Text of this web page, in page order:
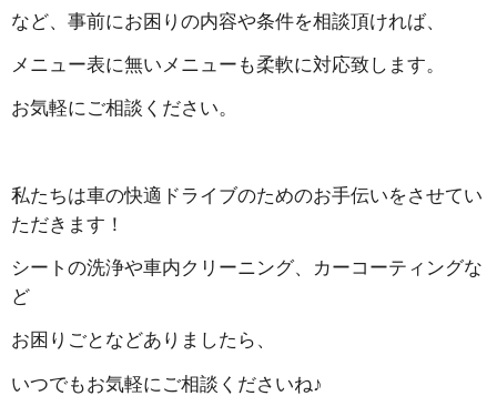
など、事前にお困りの内容や条件を相談頂ければ、
メニュー表に無いメニューも柔軟に対応致します。
お気軽にご相談ください。
私たちは車の快適ドライブのためのお手伝いをさせてい
ただきます！
シートの洗浄や車内クリーニング、カーコーティングな
ど
お困りごとなどありましたら、
いつでもお気軽にご相談くださいね♪